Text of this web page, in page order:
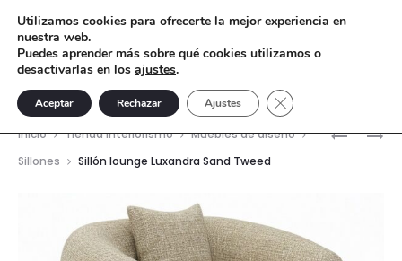
SOFÁ
SILLÓN
Inicio Tienda interiorismo
Muebles de diseño
Sillones
Sillón lounge Luxandra Sand Tweed
Utilizamos cookies para ofrecerte la mejor experiencia en
nuestra web.
Puedes aprender más sobre qué cookies utilizamos o
desactivarlas en los ajustes.
Aceptar Rechazar Ajustes Cerrar el banner de